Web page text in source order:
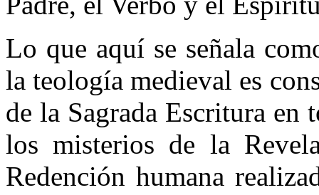
Lo que aquí se señala
la teología medieval es
de la Sagrada Escritura en
los misterios de la
Redención humana